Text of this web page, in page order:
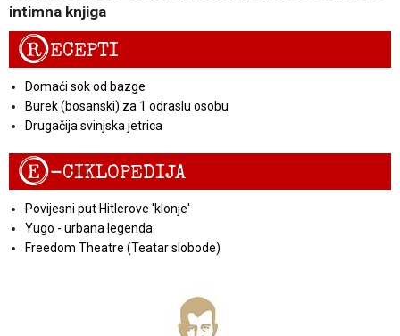
intimna knjiga
RECEPTI
Domaći sok od bazge
Burek (bosanski) za 1 odraslu osobu
Drugačija svinjska jetrica
E-CIKLOPEDIJA
Povijesni put Hitlerove 'klonje'
Yugo - urbana legenda
Freedom Theatre (Teatar slobode)